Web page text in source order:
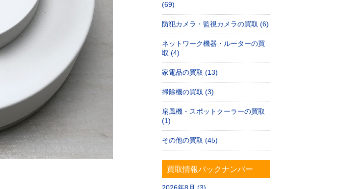
(69)
防犯カメラ・監視カメラの買取 (6)
ネットワーク機器・ルーターの買
取 (4)
家電品の買取 (13)
掃除機の買取 (3)
扇風機・スポットクーラーの買取
(1)
その他の買取 (45)
買取情報バックナンバー